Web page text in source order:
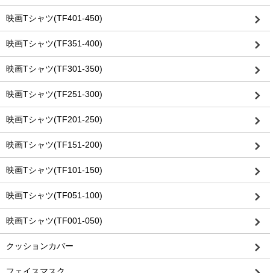
映画Tシャツ(TF401-450)
映画Tシャツ(TF351-400)
映画Tシャツ(TF301-350)
映画Tシャツ(TF251-300)
映画Tシャツ(TF201-250)
映画Tシャツ(TF151-200)
映画Tシャツ(TF101-150)
映画Tシャツ(TF051-100)
映画Tシャツ(TF001-050)
クッションカバー
フェイスマスク